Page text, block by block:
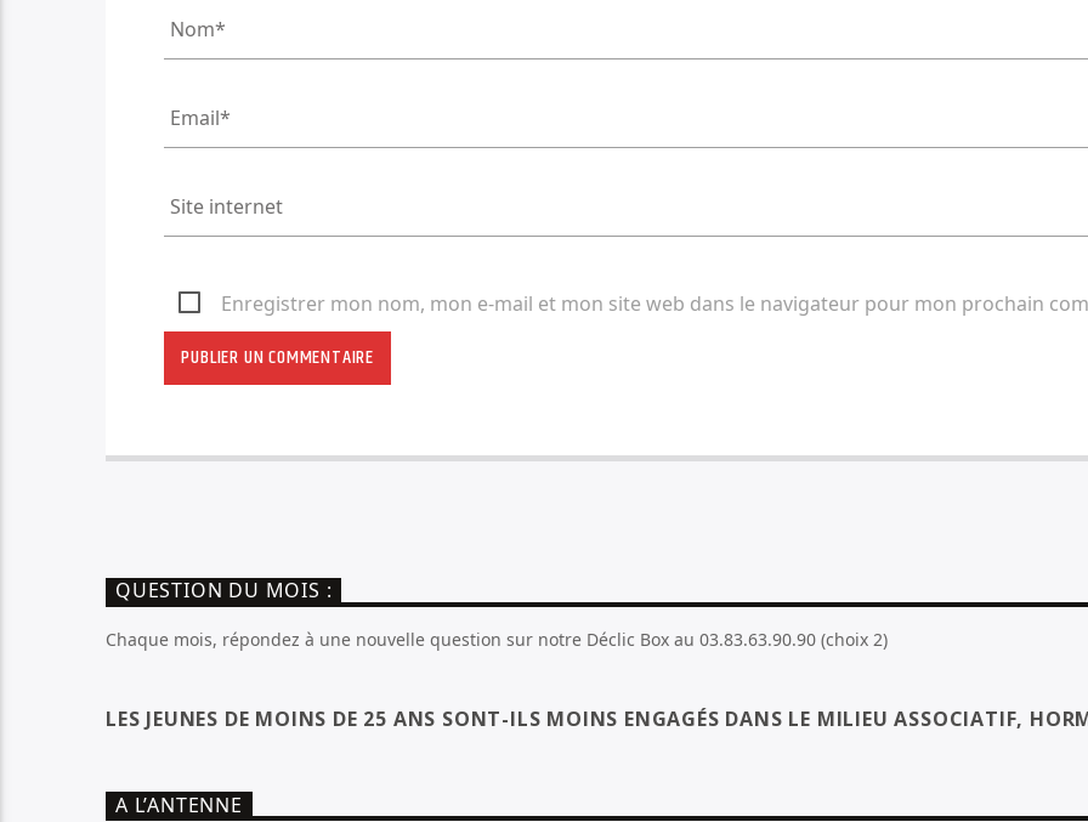
Enregistrer mon nom, mon e-mail et mon site web dans le navigateur pour mon prochain
QUESTION DU MOIS :
Chaque mois, répondez à une nouvelle question sur notre Déclic Box au 03.83.63.90.90 (choix 2)
LES JEUNES DE MOINS DE 25 ANS SONT-ILS MOINS ENGAGÉS DANS LE MILIEU ASSOCIATIF,
A L’ANTENNE